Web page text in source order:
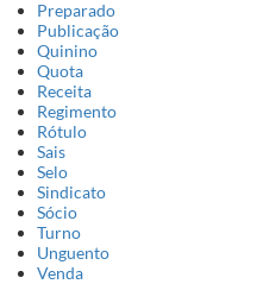
Preparado
Publicação
Quinino
Quota
Receita
Regimento
Rótulo
Sais
Selo
Sindicato
Sócio
Turno
Unguento
Venda